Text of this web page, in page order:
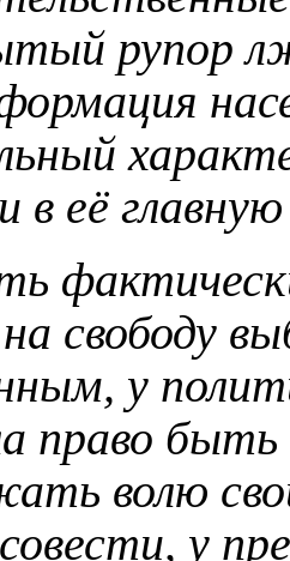
рупор
в её
свободу
у
право
волю
у